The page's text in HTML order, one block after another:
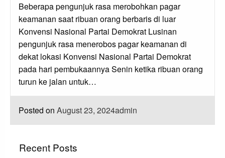
Beberapa pengunjuk rasa merobohkan pagar
keamanan saat ribuan orang berbaris di luar
Konvensi Nasional Partai Demokrat Lusinan
pengunjuk rasa menerobos pagar keamanan di
dekat lokasi Konvensi Nasional Partai Demokrat
pada hari pembukaannya Senin ketika ribuan orang
turun ke jalan untuk…
Posted on August 23, 2024admin
Recent Posts